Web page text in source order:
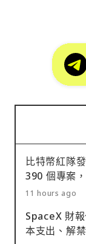
比特幣紅隊
390 個專案
11 hours ago
SpaceX 財
本支出、解